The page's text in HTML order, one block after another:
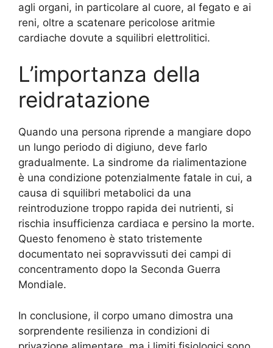
agli organi, in particolare al cuore, al fegato e ai
reni, oltre a scatenare pericolose aritmie
cardiache dovute a squilibri elettrolitici.
L’importanza della
reidratazione
Quando una persona riprende a mangiare dopo
un lungo periodo di digiuno, deve farlo
gradualmente. La sindrome da rialimentazione
è una condizione potenzialmente fatale in cui, a
causa di squilibri metabolici da una
reintroduzione troppo rapida dei nutrienti, si
rischia insufficienza cardiaca e persino la morte.
Questo fenomeno è stato tristemente
documentato nei sopravvissuti dei campi di
concentramento dopo la Seconda Guerra
Mondiale.
In conclusione, il corpo umano dimostra una
sorprendente resilienza in condizioni di